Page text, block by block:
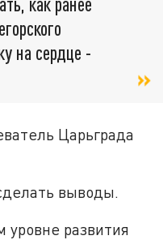
на сердце -
Царьграда
выводы.
развития